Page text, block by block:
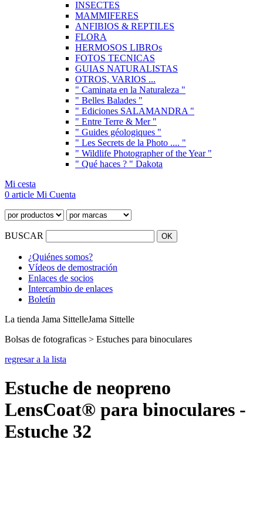
INSECTES
MAMMIFERES
ANFIBIOS & REPTILES
FLORA
HERMOSOS LIBROs
FOTOS TECNICAS
GUIAS NATURALISTAS
OTROS, VARIOS ...
" Caminata en la Naturaleza "
" Belles Balades "
" Ediciones SALAMANDRA "
" Entre Terre & Mer "
" Guides géologiques "
" Les Secrets de la Photo .... "
" Wildlife Photographer of the Year "
" Qué haces ? " Dakota
Mi cesta
0 article Mi Cuenta
BUSCAR
¿Quiénes somos?
Vídeos de demostración
Enlaces de socios
Intercambio de enlaces
Boletín
La tienda Jama SittelleJama Sittelle
Bolsas de fotograficas > Estuches para binoculares
regresar a la lista
Estuche de neopreno
LensCoat® para binoculares -
Estuche 32